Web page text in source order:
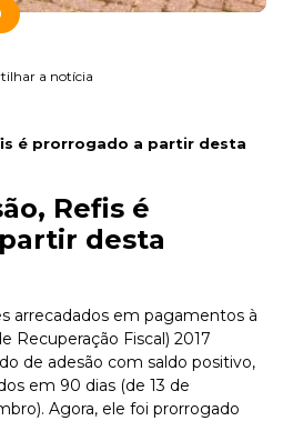
a notícia
é prorrogado a partir desta
Refis é
desta
arrecadados em pagamentos à
Recuperação Fiscal) 2017
de adesão com saldo positivo,
em 90 dias (de 13 de
Agora, ele foi prorrogado